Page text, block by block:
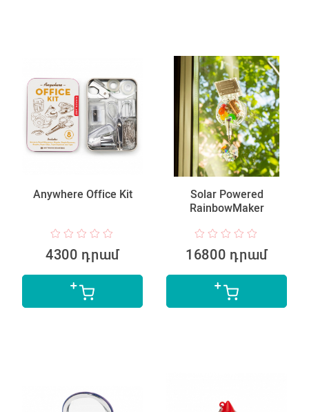
Anywhere Office Kit
4300 դրամ
Solar Powered
RainbowMaker
16800 դրամ